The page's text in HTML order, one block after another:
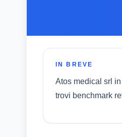
IN BREVE
Atos medical srl
trovi benchmark